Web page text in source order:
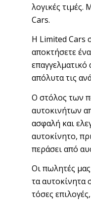
λογικές τιμές.
Cars.
Η Limited Cars
αποκτήσετε
απόλυτα τις
Ο στόλος των
αυτοκινήτων
ασφαλή και
αυτοκίνητο,
περάσει από
Οι πωλητές
τα αυτοκίνητα
τόσες